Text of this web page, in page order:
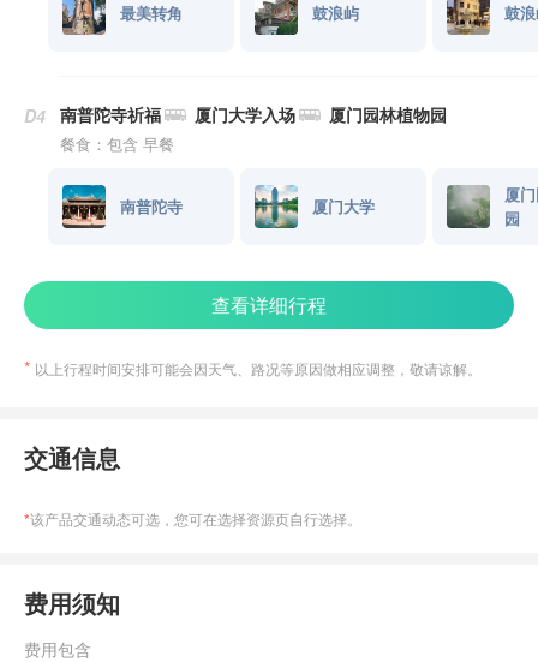
最美转角 鼓浪屿 鼓
D4 南普陀寺祈福 厦门大学入场 厦门园林植物园
餐食：包含 早餐
南普陀寺 厦门大学
厦
园
查看详细行程
以上行程时间安排可能会因天气、路况等原因做相应调整，敬请谅解。
交通信息
*该产品交通动态可选，您可在选择资源页自行选择。
费用须知
费用包含